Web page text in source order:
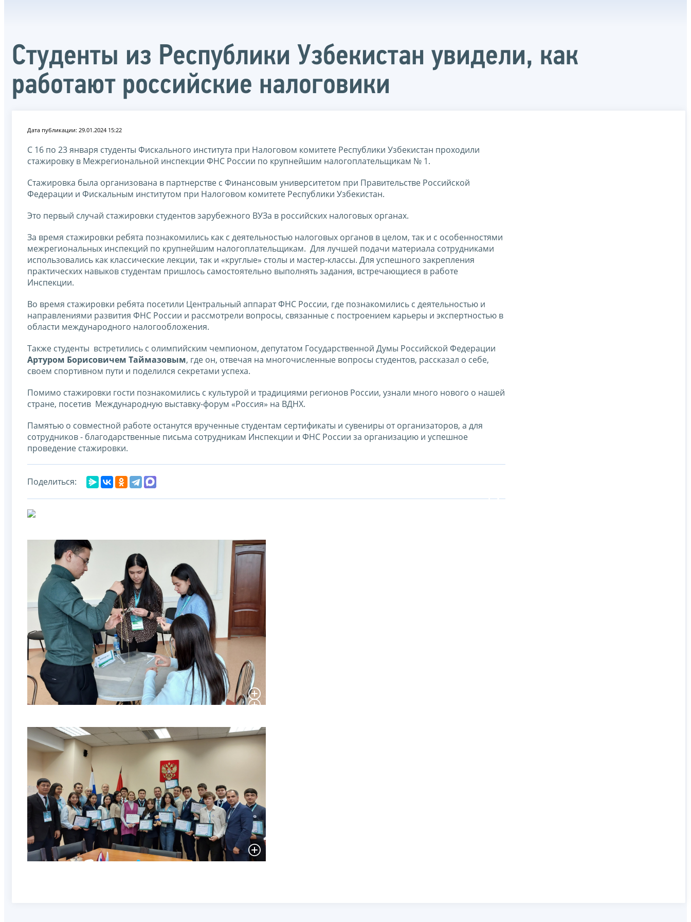
Студенты из Республики Узбекистан увидели, как
работают российские налоговики
Дата публикации: 29.01.2024 15:22
С 16 по 23 января студенты Фискального института при Налоговом комитете Республики Узбекистан проходили
стажировку в Межрегиональной инспекции ФНС России по крупнейшим налогоплательщикам № 1.
Стажировка была организована в партнерстве с Финансовым университетом при Правительстве Российской
Федерации и Фискальным институтом при Налоговом комитете Республики Узбекистан.
Это первый случай стажировки студентов зарубежного ВУЗа в российских налоговых органах.
За время стажировки ребята познакомились как с деятельностью налоговых органов в целом, так и с особенностями
межрегиональных инспекций по крупнейшим налогоплательщикам. Для лучшей подачи материала сотрудниками
использовались как классические лекции, так и «круглые» столы и мастер-классы. Для успешного закрепления
практических навыков студентам пришлось самостоятельно выполнять задания, встречающиеся в работе
Инспекции.
Во время стажировки ребята посетили Центральный аппарат ФНС России, где познакомились с деятельностью и
направлениями развития ФНС России и рассмотрели вопросы, связанные с построением карьеры и экспертностью в
области международного налогообложения.
Также студенты встретились с олимпийским чемпионом, депутатом Государственной Думы Российской Федерации
Артуром Борисовичем Таймазовым, где он, отвечая на многочисленные вопросы студентов, рассказал о себе,
своем спортивном пути и поделился секретами успеха.
Помимо стажировки гости познакомились с культурой и традициями регионов России, узнали много нового о нашей
стране, посетив Международную выставку-форум «Россия» на ВДНХ.
Памятью о совместной работе останутся врученные студентам сертификаты и сувениры от организаторов, а для
сотрудников - благодарственные письма сотрудникам Инспекции и ФНС России за организацию и успешное
проведение стажировки.
Поделиться: